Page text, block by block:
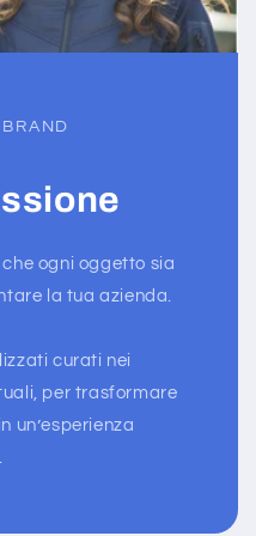
ogni oggetto sia
la tua azienda.
curati nei
per trasformare
un’esperienza